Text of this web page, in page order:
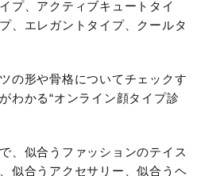
プ、アクティブキュートタイ
、エレガントタイプ、クールタ
の形や骨格についてチェックす
わかる“オンライン顔タイプ診
、似合うファッションのテイス
似合うアクセサリー、似合うヘ